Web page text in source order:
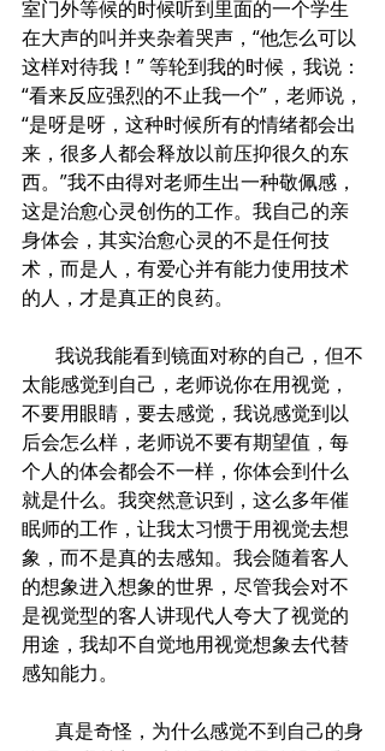
室门外等候的时候听到里面的一个学生
在大声的叫并夹杂着哭声，“他怎么可以
这样对待我！” 等轮到我的时候，我说：
“看来反应强烈的不止我一个”，老师说，
“是呀是呀，这种时候所有的情绪都会出
来，很多人都会释放以前压抑很久的东
西。”我不由得对老师生出一种敬佩感，
这是治愈心灵创伤的工作。我自己的亲
身体会，其实治愈心灵的不是任何技
术，而是人，有爱心并有能力使用技术
的人，才是真正的良药。
我说我能看到镜面对称的自己，但不
太能感觉到自己，老师说你在用视觉，
不要用眼睛，要去感觉，我说感觉到以
后会怎么样，老师说不要有期望值，每
个人的体会都会不一样，你体会到什么
就是什么。我突然意识到，这么多年催
眠师的工作，让我太习惯于用视觉去想
象，而不是真的去感知。我会随着客人
的想象进入想象的世界，尽管我会对不
是视觉型的客人讲现代人夸大了视觉的
用途，我却不自觉地用视觉想象去代替
感知能力。
真是奇怪，为什么感觉不到自己的身